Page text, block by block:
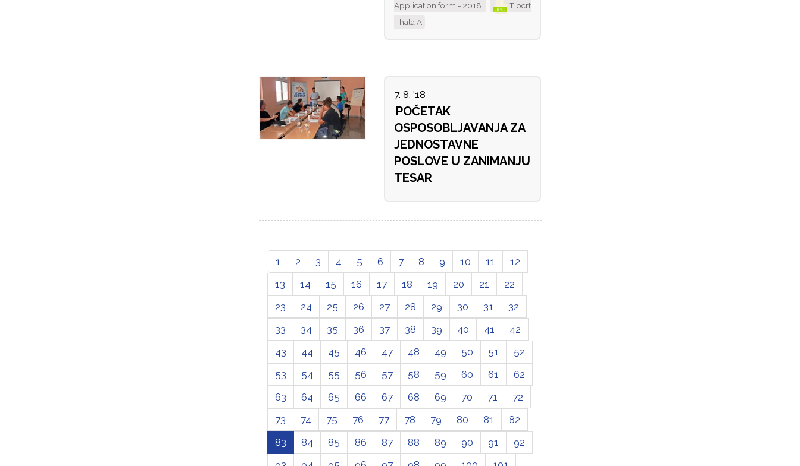
Application form - 2018.
Tlocrt
- hala A
7. 8. '18
POČETAK
OSPOSOBLJAVANJA ZA
JEDNOSTAVNE
POSLOVE U ZANIMANJU
TESAR
1 2 3 4 5 6 7 8 9 10 11
12
13
14 15 16 17 18 19 20 21
22
23
24 25 26 27 28 29 30 31
32
33
34 35 36 37 38 39 40 41
42
43
44 45 46 47 48 49 50 51
52
53
54 55 56 57 58 59 60 61
62
63
64 65 66 67 68 69 70 71
72
73
74 75 76 77 78 79 80 81
82
83
84 85 86 87 88 89 90 91
92